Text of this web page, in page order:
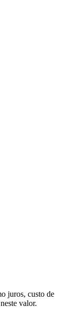
juros, custo de
valor.